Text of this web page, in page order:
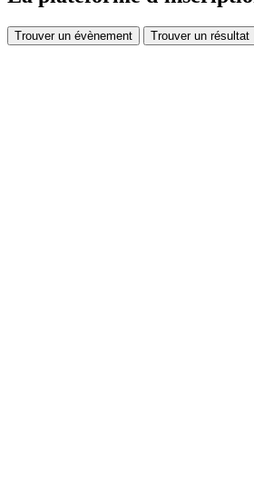
Trouver un évènement Trouver un résultat